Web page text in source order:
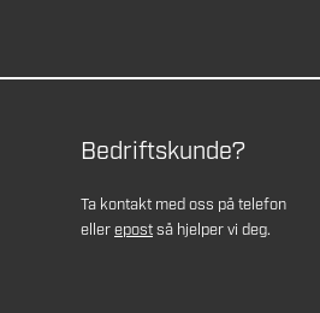
Bedriftskunde?
Ta kontakt med oss på telefon
ellerepostså hjelper vi deg.